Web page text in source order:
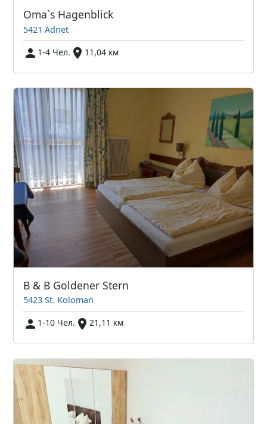
Oma`s Hagenblick
5421 Adnet
1-4 Чел.
11,04 км
B & B Goldener Stern
5423 St. Koloman
1-10 Чел.
21,11 км